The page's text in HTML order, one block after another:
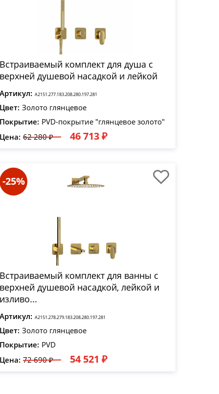
Встраиваемый комплект для душа с
верхней душевой насадкой и лейкой
Артикул: A2151.277.183.208.280.197.281
Цвет: Золото глянцевое
Покрытие: PVD-покрытие "глянцевое золото"
Цена: 62 280 ₽ 46 713 ₽
-25%
Встраиваемый комплект для ванны с
верхней душевой насадкой, лейкой и
изливо...
Артикул: A2151.278.279.183.208.280.197.281
Цвет: Золото глянцевое
Покрытие: PVD
Цена: 72 690 ₽ 54 521 ₽